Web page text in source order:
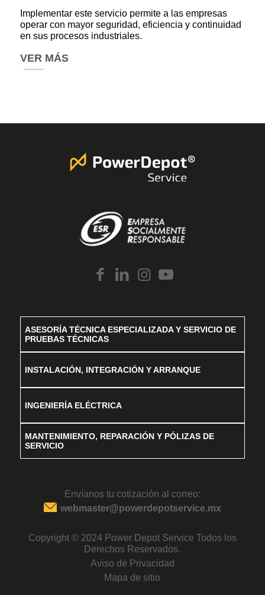
Implementar este servicio permite a las empresas
operar con mayor seguridad, eficiencia y continuidad
en sus procesos industriales.
VER MÁS
ASESORÍA TÉCNICA ESPECIALIZADA Y SERVICIO DE
PRUEBAS TÉCNICAS
INSTALACIÓN, INTEGRACIÓN Y ARRANQUE
INGENIERÍA ELÉCTRICA
MANTENIMIENTO, REPARACIÓN Y PÓLIZAS DE
SERVICIO
Envíanos tu cotización al correo:
webmaster@powerdepotservice.mx
Copyright © 2024 Power Depot Service Todos los
Derechos Reservados.
Aviso de Privacidad
Mapa de sitio